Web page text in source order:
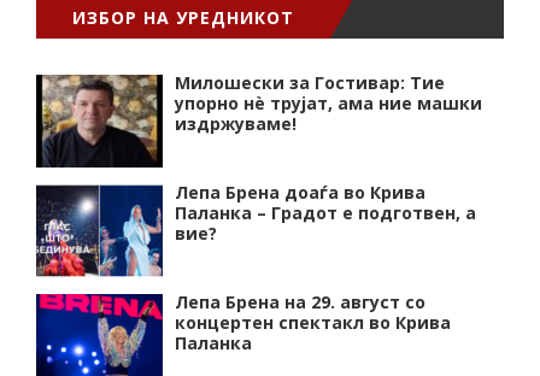
ИЗБОР НА УРЕДНИКОТ
Милошески за Гостивар: Тие
упорно нѐ трујат, ама ние машки
издржуваме!
Лепа Брена доаѓа во Крива
Паланка – Градот е подготвен, а
вие?
Лепа Брена на 29. август со
концертен спектакл во Крива
Паланка